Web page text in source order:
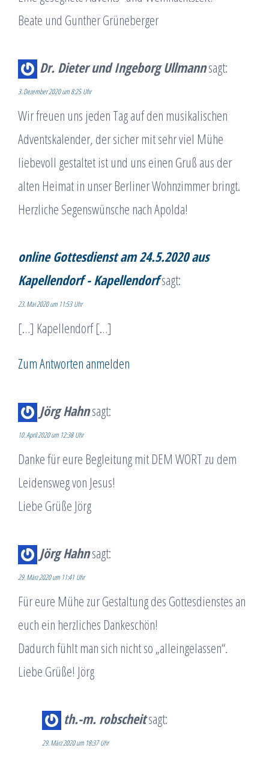
Beate und Gunther Grüneberger
Dr. Dieter und Ingeborg Ullmannsagt:
3. Dezember 2020 um 8:25 Uhr
Wir freuen uns jeden Tag auf den musikalischen
Adventskalender, der sicher mit sehr viel Mühe
liebevoll gestaltet ist und uns einen Gruß aus der
alten Heimat in unser Berliner Wohnzimmer bringt.
Herzliche Segenswünsche nach Apolda!
online Gottesdienst am 24.5.2020 aus
Kapellendorf - Kapellendorfsagt:
23. Mai 2020 um 11:53 Uhr
[…] Kapellendorf […]
Zum Antworten anmelden
Jörg Hahnsagt:
10. April 2020 um 12:38 Uhr
Danke für eure Begleitung mit DEM WORT zu dem
Leidensweg von Jesus!
Liebe Grüße Jörg
Jörg Hahnsagt:
29. März 2020 um 11:41 Uhr
Für eure Mühe zur Gestaltung des Gottesdienstes an
euch ein herzliches Dankeschön!
Dadurch fühlt man sich nicht so „alleingelassen“.
Liebe Grüße! Jörg
th.-m. robscheitsagt:
29. März 2020 um 18:37 Uhr